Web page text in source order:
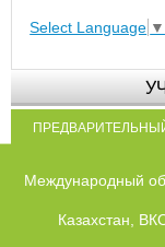
Select Language ▼
Международный
Казахстан,